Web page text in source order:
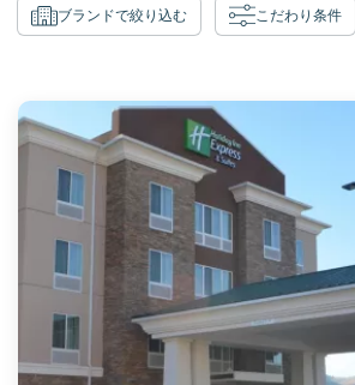
ブランドで絞り込む こだわり条件